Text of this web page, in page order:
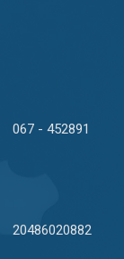
067 - 452891
20486020882